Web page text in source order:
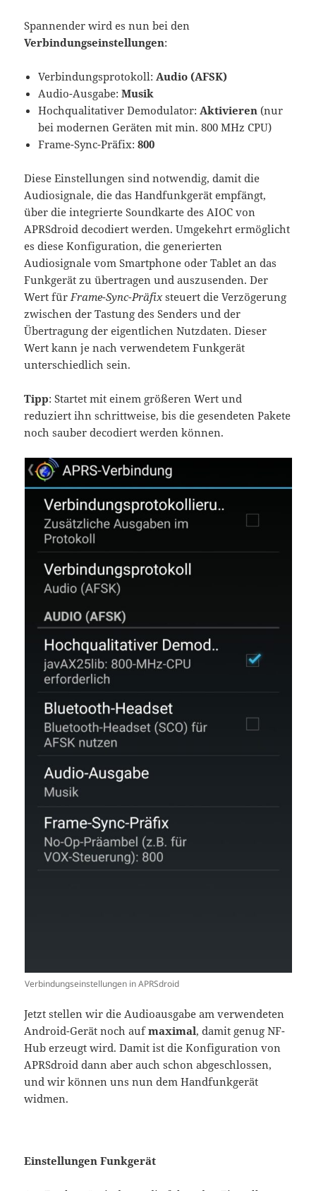
Spannender wird es nun bei den
Verbindungseinstellungen:
Verbindungsprotokoll: Audio (AFSK)
Audio-Ausgabe:Musik
Hochqualitativer Demodulator: Aktivieren (nur
bei modernen Geräten mit min. 800 MHz CPU)
Frame-Sync-Präfix:800
Diese Einstellungen sind notwendig, damit die
Audiosignale, die das Handfunkgerät empfängt,
über die integrierte Soundkarte des AIOC von
APRSdroid decodiert werden. Umgekehrt ermöglicht
es diese Konfiguration, die generierten
Audiosignale vom Smartphone oder Tablet an das
Funkgerät zu übertragen und auszusenden. Der
Wert für Frame-Sync-Präfixsteuert die Verzögerung
zwischen der Tastung des Senders und der
Übertragung der eigentlichen Nutzdaten. Dieser
Wert kann je nach verwendetem Funkgerät
unterschiedlich sein.
Tipp: Startet mit einem größeren Wert und
reduziert ihn schrittweise, bis die gesendeten Pakete
noch sauber decodiert werden können.
Verbindungseinstellungen in APRSdroid
Jetzt stellen wir die Audioausgabe am verwendeten
Android-Gerät noch aufmaximal, damit genug NF-
Hub erzeugt wird. Damit ist die Konfiguration von
APRSdroid dann aber auch schon abgeschlossen,
und wir können uns nun dem Handfunkgerät
widmen.
Einstellungen Funkgerät